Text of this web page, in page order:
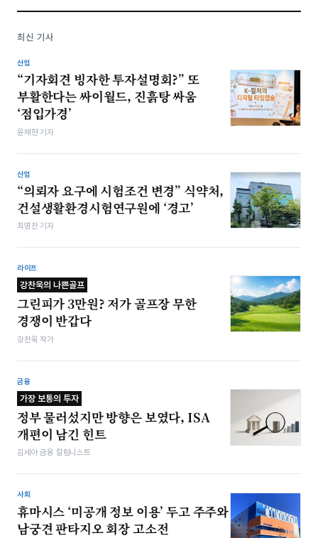
최신 기사
산업
“기자회견 빙자한 투자설명회?” 또
부활한다는 싸이월드, 진흙탕 싸움
‘점입가경’
윤채현 기자
산업
“의뢰자 요구에 시험조건 변경” 식약처,
건설생활환경시험연구원에 ‘경고’
최영찬 기자
라이프
강찬욱의 나쁜골프
그린피가 3만원? 저가 골프장 무한
경쟁이 반갑다
강찬욱 작가
금융
가장 보통의 투자
정부 물러섰지만 방향은 보였다, ISA
개편이 남긴 힌트
김세아 금융 칼럼니스트
사회
휴마시스 ‘미공개 정보 이용’ 두고 주주와
남궁견 판타지오 회장 고소전